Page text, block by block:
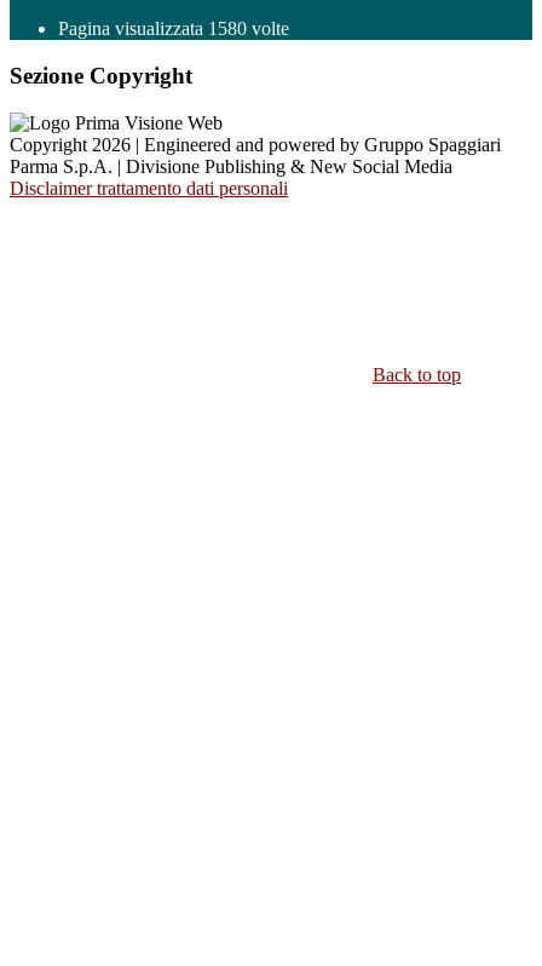
Pagina visualizzata 1580 volte
Sezione Copyright
Copyright 2026 | Engineered and powered by Gruppo Spaggiari
Parma S.p.A. | Divisione Publishing & New Social Media
Disclaimer trattamento dati personali
Back to top